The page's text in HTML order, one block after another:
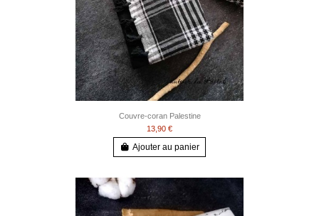
Couvre-coran Palestine
13,90 €
Ajouter au panier